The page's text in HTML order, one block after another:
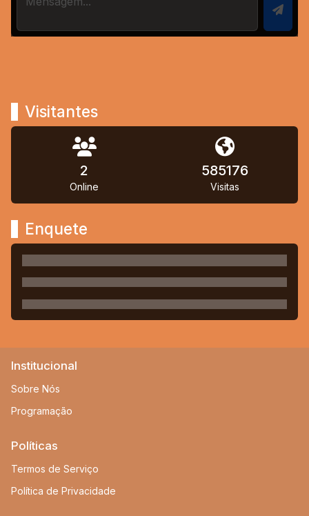
Visitantes
2
Online
585176
Visitas
Enquete
Institucional
Sobre Nós
Programação
Políticas
Termos de Serviço
Política de Privacidade